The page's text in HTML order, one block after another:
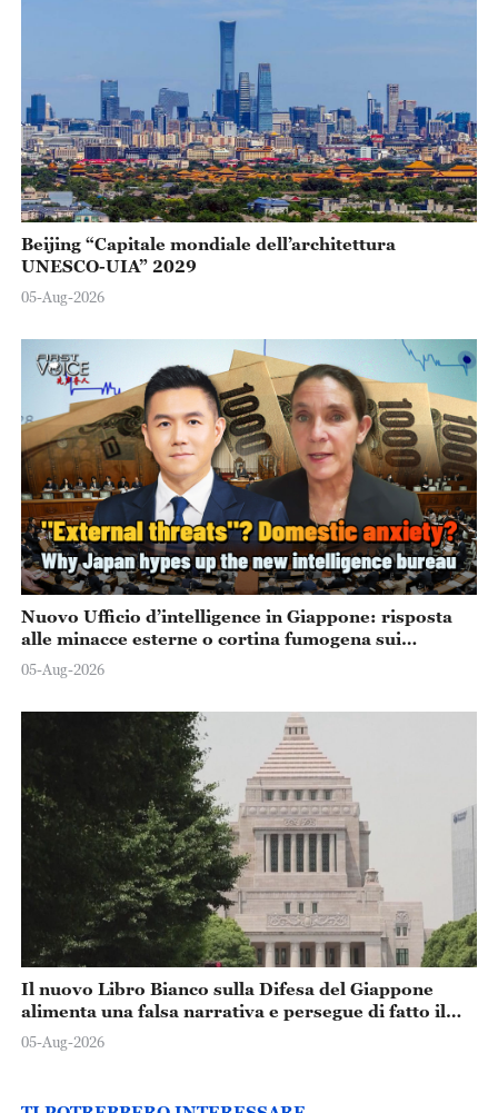
Beijing “Capitale mondiale dell’architettura
UNESCO-UIA” 2029
05-Aug-2026
Nuovo Ufficio d’intelligence in Giappone: risposta
alle minacce esterne o cortina fumogena sui
problemi interni?
05-Aug-2026
Il nuovo Libro Bianco sulla Difesa del Giappone
alimenta una falsa narrativa e persegue di fatto il
rafforzamento militare
05-Aug-2026